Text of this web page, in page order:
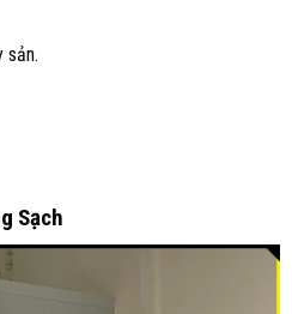
sản.
Sạch